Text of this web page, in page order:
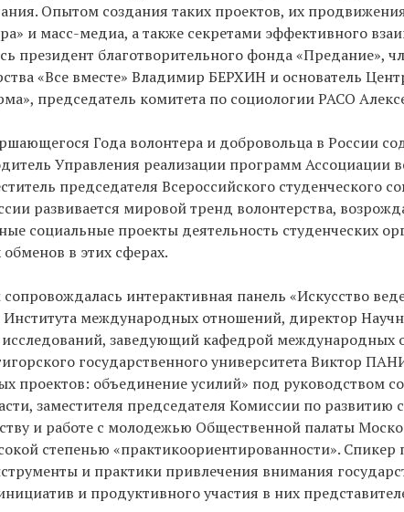
Опытом создания таких проектов, их
и масс-медиа, а также секретами эффективного
президент благотворительного фонда «Предание»,
«Все вместе» Владимир БЕРХИН и основатель
председатель комитета по социологии РАСО
Года волонтера и добровольца в России
Управления реализации программ Ассоциации
председателя Всероссийского студенческого
развивается мировой тренд волонтерства,
социальные проекты деятельность студенческих
в этих сферах.
интерактивная панель «Искусство
международных отношений, директор
исследований, заведующий кафедрой международных
государственного университета Виктор
проектов: объединение усилий» под руководством
заместителя председателя Комиссии по развитию
и работе с молодежью Общественной палаты
степенью «практикоориентированности». Спикер
и практики привлечения внимания
и продуктивного участия в них